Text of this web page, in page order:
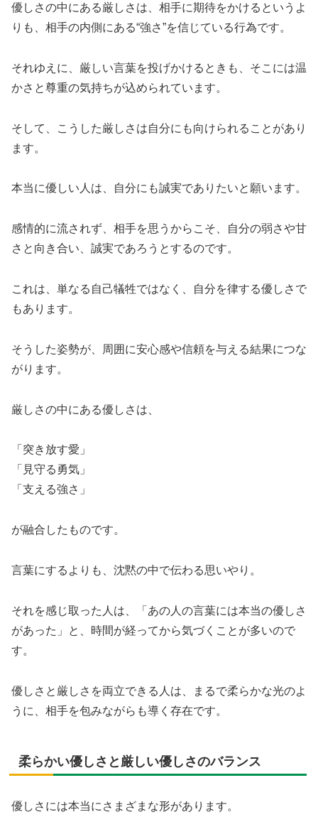
優しさの中にある厳しさは、相手に期待をかけるというよ
りも、相手の内側にある“強さ”を信じている行為です。
それゆえに、厳しい言葉を投げかけるときも、そこには温
かさと尊重の気持ちが込められています。
そして、こうした厳しさは自分にも向けられることがあり
ます。
本当に優しい人は、自分にも誠実でありたいと願います。
感情的に流されず、相手を思うからこそ、自分の弱さや甘
さと向き合い、誠実であろうとするのです。
これは、単なる自己犠牲ではなく、自分を律する優しさで
もあります。
そうした姿勢が、周囲に安心感や信頼を与える結果につな
がります。
厳しさの中にある優しさは、
「突き放す愛」
「見守る勇気」
「支える強さ」
が融合したものです。
言葉にするよりも、沈黙の中で伝わる思いやり。
それを感じ取った人は、「あの人の言葉には本当の優しさ
があった」と、時間が経ってから気づくことが多いので
す。
優しさと厳しさを両立できる人は、まるで柔らかな光のよ
うに、相手を包みながらも導く存在です。
柔らかい優しさと厳しい優しさのバランス
優しさには本当にさまざまな形があります。